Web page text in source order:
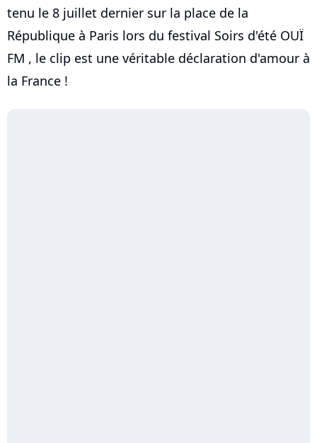
tenu le 8 juillet dernier sur la place de la
République à Paris lors du festival Soirs d'été OUÏ
FM , le clip est une véritable déclaration d'amour à
la France !